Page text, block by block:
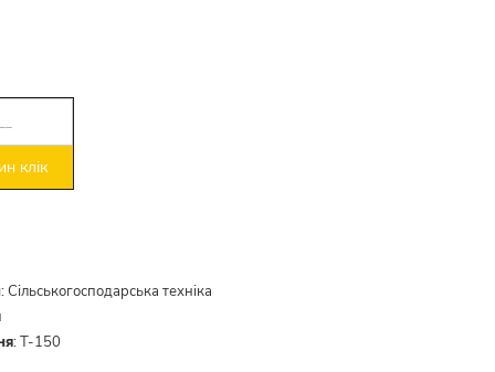
клік
:Сільськогосподарська техніка
:Т-150